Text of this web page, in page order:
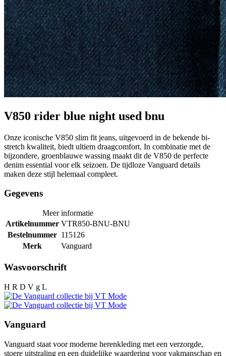
V850 rider blue night used bnu
Onze iconische V850 slim fit jeans, uitgevoerd in de bekende bi-
stretch kwaliteit, biedt ultiem draagcomfort. In combinatie met de
bijzondere, groenblauwe wassing maakt dit de V850 de perfecte
denim essential voor elk seizoen. De tijdloze Vanguard details
maken deze stijl helemaal compleet.
Gegevens
Meer informatie
Artikelnummer VTR850-BNU-BNU
Bestelnummer 115126
Merk
Vanguard
Wasvoorschrift
H R D V g L
Vanguard
Vanguard staat voor moderne herenkleding met een verzorgde,
stoere uitstraling en een duidelijke waardering voor vakmanschap en